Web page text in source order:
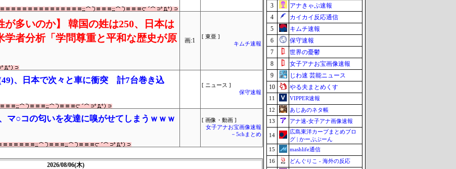
が多いのか】 韓国の姓は250、日本は
者分析「学問尊重と平和な歴史が原
画:1
[ 東亜 ]
キムチ速報
、日本で次々と車に衝突 計7台巻き込
[ ニュース ]
保守速報
マ○コの匂いを友達に嗅がせてしまうｗｗｗ
[ 画像・動画 ]
女子アナお宝画像速報
－5chまとめ
2026/08/06(木)
3
アナきゃぷ速報
4
カイカイ反応通信
5
キムチ速報
6
保守速報
7
世界の憂鬱
8
女子アナお宝画像速報
9
じわ速 芸能ニュース
10
やる夫まとめくす
11
VIPPER速報
12
あじあのネタ帳
13
アナ速‐女子アナ画像速報
14
広島東洋カープまとめブロ
グ | かーぷぶーん
15
mashlife通信
16
どんぐりこ - 海外の反応